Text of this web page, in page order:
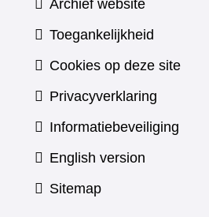
Archief website
Toegankelijkheid
Cookies op deze site
Privacyverklaring
Informatiebeveiliging
English version
Sitemap